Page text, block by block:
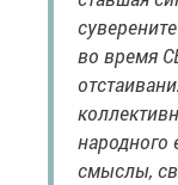
во время
народного
смыслы,